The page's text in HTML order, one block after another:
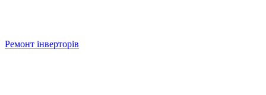
Ремонт інверторів